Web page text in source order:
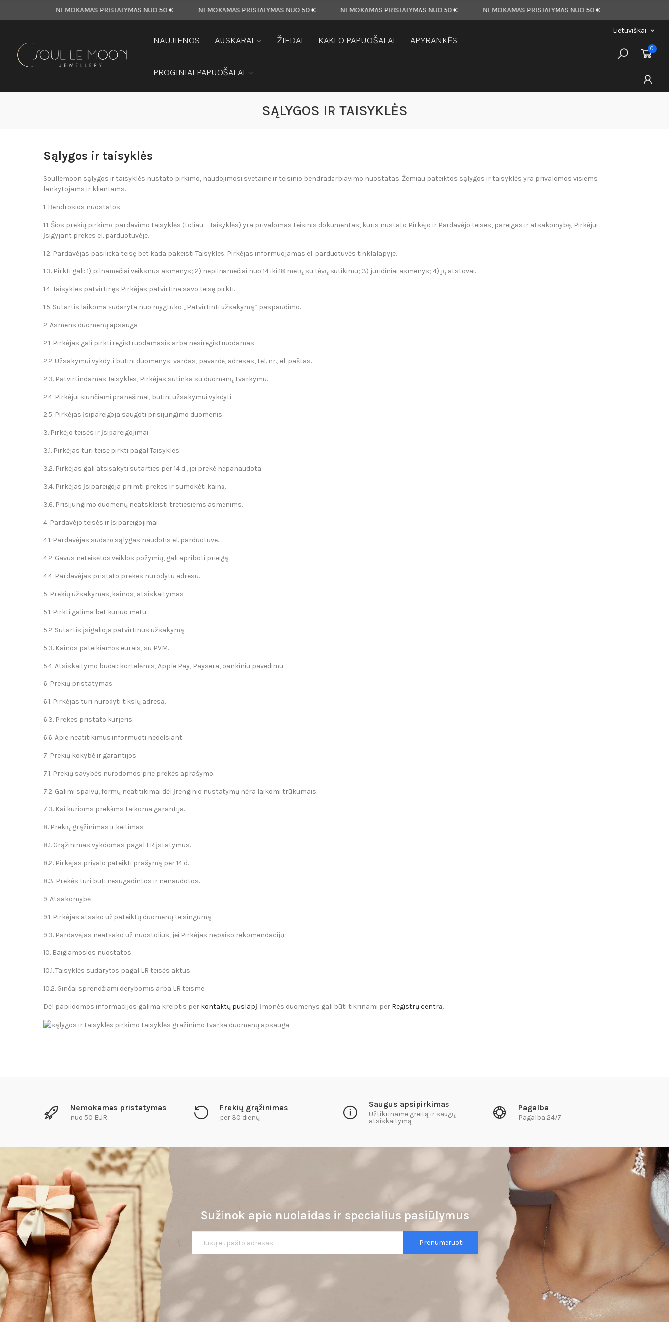
NEMOKAMAS PRISTATYMAS NUO 50 € NEMOKAMAS PRISTATYMAS NUO 50 € NEMOKAMAS PRISTATYMAS NUO 50 € NEMOKAMAS PRISTATYMAS NUO 50 €
NAUJIENOS AUSKARAI ŽIEDAI KAKLO PAPUOŠALAI APYRANKĖS
PROGINIAI PAPUOŠALAI
Lietuviškai
0
SĄLYGOS IR TAISYKLĖS
Sąlygos ir taisyklės
Soullemoon sąlygos ir taisyklės nustato pirkimo, naudojimosi svetaine ir teisinio bendradarbiavimo nuostatas. Žemiau pateiktos sąlygos ir taisyklės yra privalomos visiems
lankytojams ir klientams.
1. Bendrosios nuostatos
1.1. Šios prekių pirkimo-pardavimo taisyklės (toliau – Taisyklės) yra privalomas teisinis dokumentas, kuris nustato Pirkėjo ir Pardavėjo teises, pareigas ir atsakomybę, Pirkėjui
įsigyjant prekes el. parduotuvėje.
1.2. Pardavėjas pasilieka teisę bet kada pakeisti Taisykles. Pirkėjas informuojamas el. parduotuvės tinklalapyje.
1.3. Pirkti gali: 1) pilnamečiai veiksnūs asmenys; 2) nepilnamečiai nuo 14 iki 18 metų su tėvų sutikimu; 3) juridiniai asmenys; 4) jų atstovai.
1.4. Taisykles patvirtinęs Pirkėjas patvirtina savo teisę pirkti.
1.5. Sutartis laikoma sudaryta nuo mygtuko „Patvirtinti užsakymą“ paspaudimo.
2. Asmens duomenų apsauga
2.1. Pirkėjas gali pirkti registruodamasis arba nesiregistruodamas.
2.2. Užsakymui vykdyti būtini duomenys: vardas, pavardė, adresas, tel. nr., el. paštas.
2.3. Patvirtindamas Taisykles, Pirkėjas sutinka su duomenų tvarkymu.
2.4. Pirkėjui siunčiami pranešimai, būtini užsakymui vykdyti.
2.5. Pirkėjas įsipareigoja saugoti prisijungimo duomenis.
3. Pirkėjo teisės ir įsipareigojimai
3.1. Pirkėjas turi teisę pirkti pagal Taisykles.
3.2. Pirkėjas gali atsisakyti sutarties per 14 d., jei prekė nepanaudota.
3.4. Pirkėjas įsipareigoja priimti prekes ir sumokėti kainą.
3.6. Prisijungimo duomenų neatskleisti tretiesiems asmenims.
4. Pardavėjo teisės ir įsipareigojimai
4.1. Pardavėjas sudaro sąlygas naudotis el. parduotuve.
4.2. Gavus neteisėtos veiklos požymių, gali apriboti prieigą.
4.4. Pardavėjas pristato prekes nurodytu adresu.
5. Prekių užsakymas, kainos, atsiskaitymas
5.1. Pirkti galima bet kuriuo metu.
5.2. Sutartis įsigalioja patvirtinus užsakymą.
5.3. Kainos pateikiamos eurais, su PVM.
5.4. Atsiskaitymo būdai: kortelėmis, Apple Pay, Paysera, bankiniu pavedimu.
6. Prekių pristatymas
6.1. Pirkėjas turi nurodyti tikslų adresą.
6.3. Prekes pristato kurjeris.
6.6. Apie neatitikimus informuoti nedelsiant.
7. Prekių kokybė ir garantijos
7.1. Prekių savybės nurodomos prie prekės aprašymo.
7.2. Galimi spalvų, formų neatitikimai dėl įrenginio nustatymų nėra laikomi trūkumais.
7.3. Kai kurioms prekėms taikoma garantija.
8. Prekių grąžinimas ir keitimas
8.1. Grąžinimas vykdomas pagal LR įstatymus.
8.2. Pirkėjas privalo pateikti prašymą per 14 d.
8.3. Prekės turi būti nesugadintos ir nenaudotos.
9. Atsakomybė
9.1. Pirkėjas atsako už pateiktų duomenų teisingumą.
9.3. Pardavėjas neatsako už nuostolius, jei Pirkėjas nepaiso rekomendacijų.
10. Baigiamosios nuostatos
10.1. Taisyklės sudarytos pagal LR teisės aktus.
10.2. Ginčai sprendžiami derybomis arba LR teisme.
Dėl papildomos informacijos galima kreiptis per kontaktų puslapį. Įmonės duomenys gali būti tikrinami per Registrų centrą.
Nemokamas pristatymas
nuo 50 EUR
Prekių grąžinimas
per 30 dienų
Saugus apsipirkimas
Užtikriname greitą ir saugų
atsiskaitymą​
Pagalba
Pagalba 24/7
Sužinok apie nuolaidas ir specialius pasiūlymus
Prenumeruoti